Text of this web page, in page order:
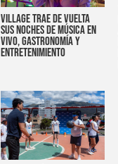
Village trae de vuelta
sus noches de música en
vivo, gastronomía y
entretenimiento